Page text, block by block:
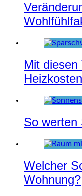
Mit diesen
So werten
Welcher
Wohnung?